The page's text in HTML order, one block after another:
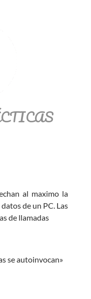
al maximo la
de un PC. Las
de llamadas
se autoinvocan»